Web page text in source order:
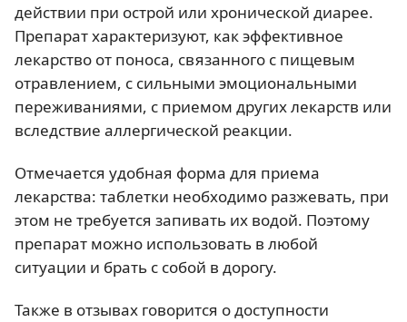
действии при острой или хронической диарее.
Препарат характеризуют, как эффективное
лекарство от поноса, связанного с пищевым
отравлением, с сильными эмоциональными
переживаниями, с приемом других лекарств или
вследствие аллергической реакции.
Отмечается удобная форма для приема
лекарства: таблетки необходимо разжевать, при
этом не требуется запивать их водой. Поэтому
препарат можно использовать в любой
ситуации и брать с собой в дорогу.
Также в отзывах говорится о доступности